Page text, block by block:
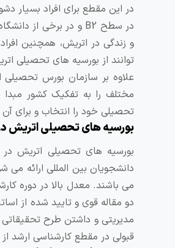
در این مقطع برای افراد بسیار
و زندگی در اتریش، همچنین
توانند از بورسیه های تحصیلی
مختلف را به تفکیک کشور
تحصیلی خود را انتخاب و برای آن
بورسیه های تحصیلی اتریش
بورسیه های تحصیلی اتریش در
دانشجویان بین المللی ارائه
دو مقاله قوی و تایید شده از
مدیریتی و داشتن طرح
قبولی در مقطع کارشناسی ارشد از